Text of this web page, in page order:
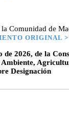
Comunidad de
ORIGINAL >
de 2026, de la
Designación